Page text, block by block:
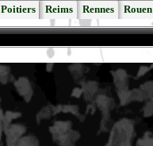
Poitiers Reims Rennes Rouen